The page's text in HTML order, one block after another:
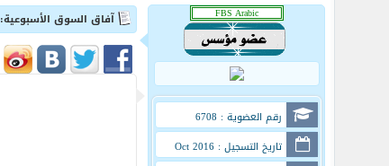
رقم العضوية : 6708
تاريخ التسجيل : Oct 2016
آفاق السوق الأسبوعية: 20- 24 سبتمبر!